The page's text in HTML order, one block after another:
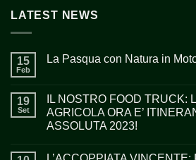
LATEST NEWS
15
Feb
La Pasqua con Natura in
19
Set
IL NOSTRO FOOD TRUCK:
AGRICOLA ORA E’
ASSOLUTA 2023!